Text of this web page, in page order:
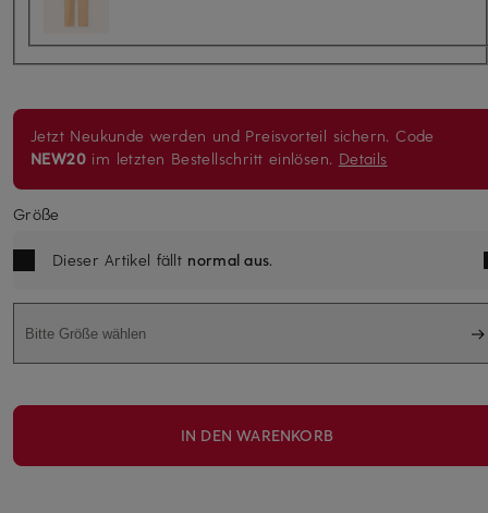
Jetzt Neukunde werden und Preisvorteil sichern. Code
NEW20 im letzten Bestellschritt einlösen. Details
Größe
Dieser Artikel fällt normal aus.
Bitte Größe wählen
IN DEN WARENKORB